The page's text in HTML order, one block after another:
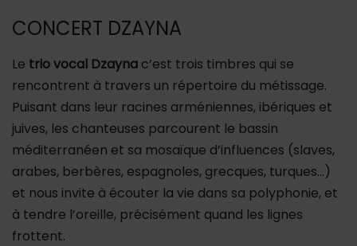
CONCERT DZAYNA
Le trio vocal Dzayna c’est trois timbres qui se
rencontrent à travers un répertoire du métissage.
Puisant dans leur racines arméniennes, ibériques et
juives, les chanteuses parcourent le bassin
méditerranéen et sa mosaïque d’influences (slaves,
arabes, berbères, espagnoles, grecques, turques…)
et nous invite à écouter la vie dans sa polyphonie, et
à tendre l’oreille, précisément quand les lignes
frottent.